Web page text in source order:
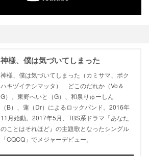
神様、僕は気づいてしまった
神様、僕は気づいてしまった（カミサマ、ボク
ハキヅイテシマッタ） どこのだれか（Vo＆
G）、東野へいと（G）、和泉りゅーしん
（B）、蓮（Dr）によるロックバンド。2016年
11月始動。2017年5月、TBS系ドラマ『あなた
のことはそれほど』の主題歌となったシングル
「CQCQ」でメジャーデビュー。